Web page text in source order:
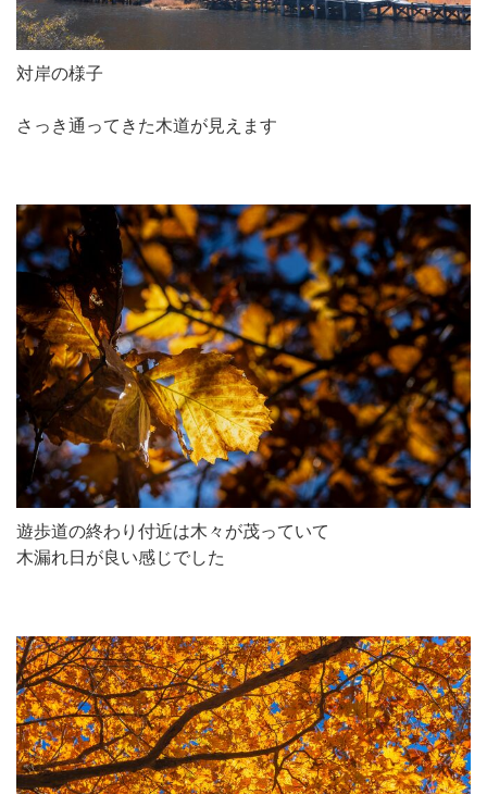
対岸の様子
さっき通ってきた木道が見えます
遊歩道の終わり付近は木々が茂っていて
木漏れ日が良い感じでした